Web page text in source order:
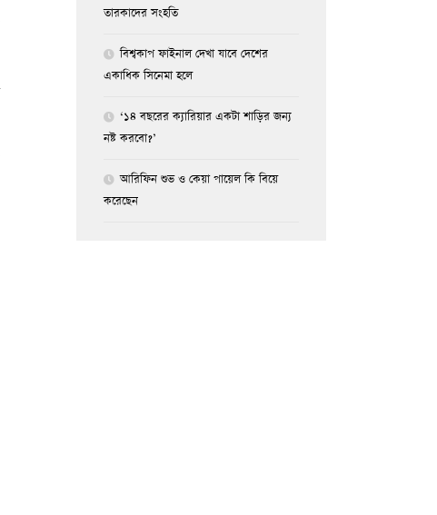
তারকাদের সংহতি
বিশ্বকাপ ফাইনাল দেখা যাবে দেশের
একাধিক সিনেমা হলে
‘১৪ বছরের ক্যারিয়ার একটা শাড়ির জন্য
নষ্ট করবো?’
আরিফিন শুভ ও কেয়া পায়েল কি বিয়ে
করেছেন